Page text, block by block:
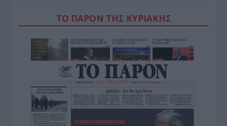
ΤΟ ΠΑΡΟΝ ΤΗΣ ΚΥΡΙΑΚΗΣ